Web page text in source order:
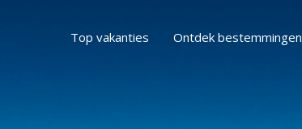
Top vakanties Ontdek bestemmingen